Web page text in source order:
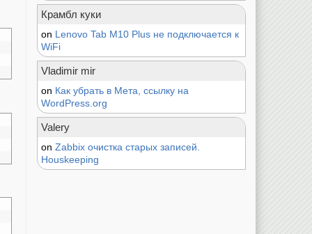
Крамбл куки
on Lenovo Tab M10 Plus не подключается к
WiFi
Vladimir mir
on Как убрать в Мета, ссылку на
WordPress.org
Valery
onZabbix очистка старых записей.
Houskeeping